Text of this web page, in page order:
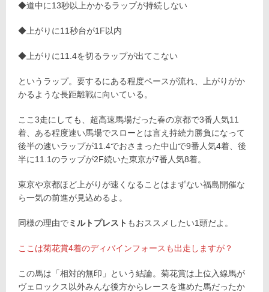
◆道中に13秒以上かかるラップが持続しない
◆上がりに11秒台が1F以内
◆上がりに11.4を切るラップが出てこない
というラップ。要するにある程度ペースが流れ、上がりがか
かるような長距離戦に向いている。
ここ3走にしても、超高速馬場だった春の京都で3番人気11
着、ある程度速い馬場でスローとは言え持続力勝負になって
後半の速いラップが11.4でおさまった中山で9番人気4着、後
半に11.1のラップが2F続いた東京が7番人気8着。
東京や京都ほど上がりが速くなることはまずない福島開催な
ら一気の前進が見込めるよ。
同様の理由でミルトプレスト もおススメしたい1頭だよ。
ここは菊花賞4着のディバインフォースも出走しますが？
この馬は「相対的無印」という結論。菊花賞は上位入線馬が
ヴェロックス以外みんな後方からレースを進めた馬だったか